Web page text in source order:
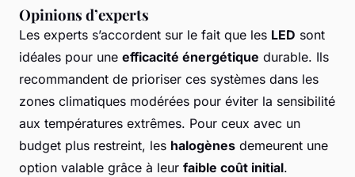
Opinions d’experts
Les experts s’accordent sur le fait que les LED sont
idéales pour une efficacité énergétique durable. Ils
recommandent de prioriser ces systèmes dans les
zones climatiques modérées pour éviter la sensibilité
aux températures extrêmes. Pour ceux avec un
budget plus restreint, les halogènes demeurent une
option valable grâce à leur faible coût initial.